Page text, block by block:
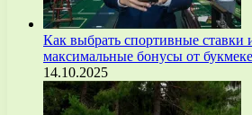
Как выбрать спортивные ставки
максимальные бонусы от
14.10.2025